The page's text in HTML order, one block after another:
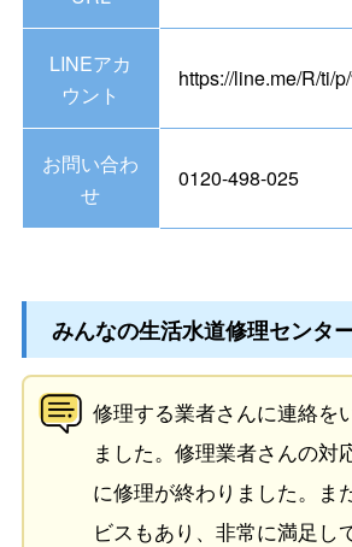
LINEアカ
ウント
https://line.me/R/ti/
お問い合わ
せ
0120-498-025
みんなの生活水道修理センタ
修理する業者さんに連絡を
ました。修理業者さんの対
に修理が終わりました。ま
ビスもあり、非常に満足し